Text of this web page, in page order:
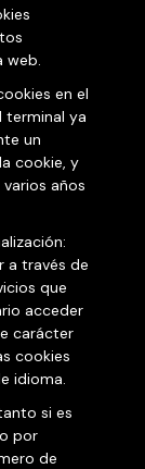
web.
en el
terminal ya
un
cookie, y
años
a través de
que
acceder
carácter
cookies
idioma.
si es
por
de